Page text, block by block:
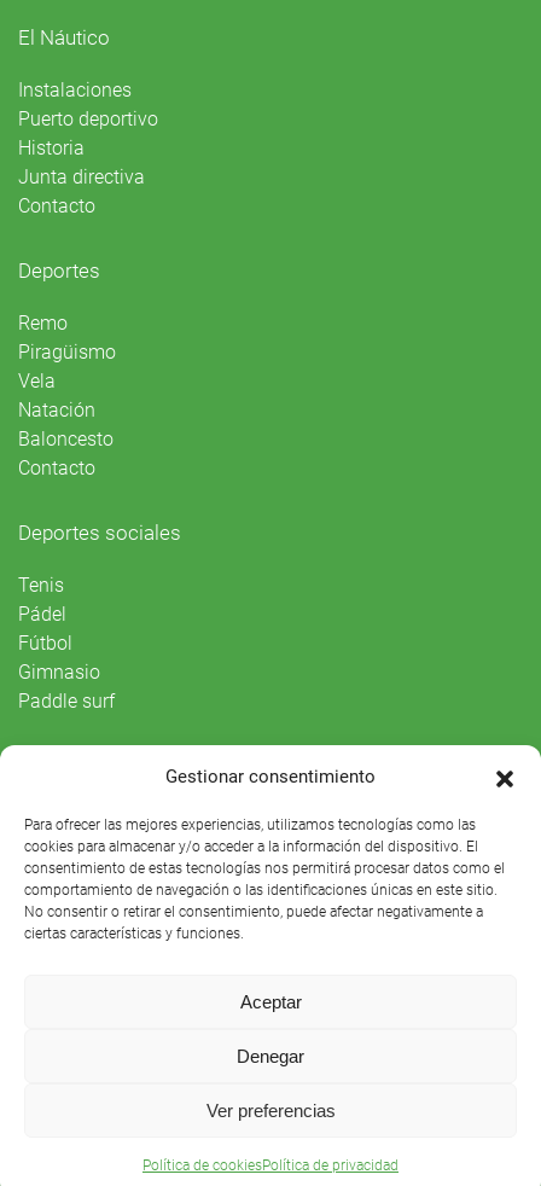
Gestionar consentimiento
Para ofrecer las mejores experiencias, utilizamos tecnologías como las
cookies para almacenar y/o acceder a la información del dispositivo. El
consentimiento de estas tecnologías nos permitirá procesar datos como el
comportamiento de navegación o las identificaciones únicas en este sitio.
No consentir o retirar el consentimiento, puede afectar negativamente a
ciertas características y funciones.
Aceptar
Denegar
Ver preferencias
Política de cookiesPolítica de privacidad
El Náutico
Instalaciones
Puerto deportivo
Historia
Junta directiva
Contacto
Deportes
Remo
Piragüismo
Vela
Natación
Baloncesto
Contacto
Deportes sociales
Tenis
Pádel
Fútbol
Gimnasio
Paddle surf
Agenda
Club Náutico Sevilla © 2021 |Aviso legal